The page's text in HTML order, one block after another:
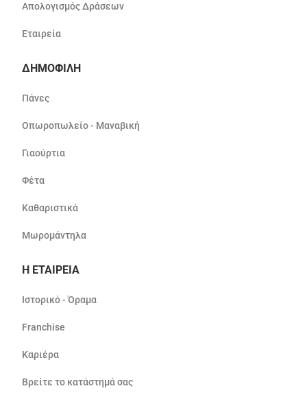
Απολογισμός Δράσεων
Εταιρεία
ΔΗΜΟΦΙΛΗ
Πάνες
Οπωροπωλείο - Μαναβική
Γιαούρτια
Φέτα
Καθαριστικά
Μωρομάντηλα
Η ΕΤΑΙΡΕΙΑ
Ιστορικό - Όραμα
Franchise
Καριέρα
Βρείτε το κατάστημά σας